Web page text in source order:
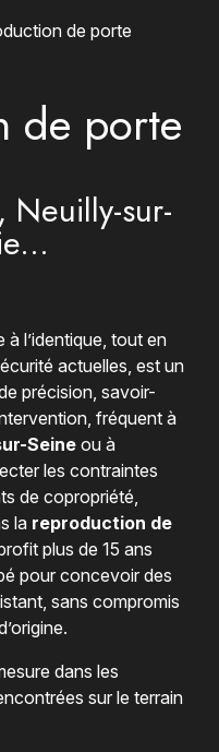
de porte
de porte
Neuilly-sur-
l’identique, tout en
actuelles, est un
précision, savoir-
fréquent à
Seineou à
les contraintes
de copropriété,
la reproduction de
plus de 15 ans
pour concevoir des
sans compromis
dans les
sur le terrain